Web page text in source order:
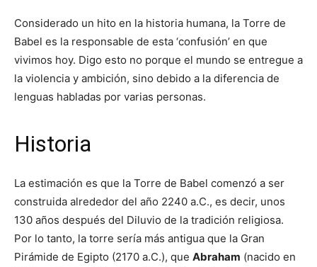
Considerado un hito en la historia humana, la Torre de
Babel es la responsable de esta ‘confusión’ en que
vivimos hoy. Digo esto no porque el mundo se entregue a
la violencia y ambición, sino debido a la diferencia de
lenguas habladas por varias personas.
Historia
La estimación es que la Torre de Babel comenzó a ser
construida alrededor del año 2240 a.C., es decir, unos
130 años después del Diluvio de la tradición religiosa.
Por lo tanto, la torre sería más antigua que la Gran
Pirámide de Egipto (2170 a.C.), que Abraham (nacido en